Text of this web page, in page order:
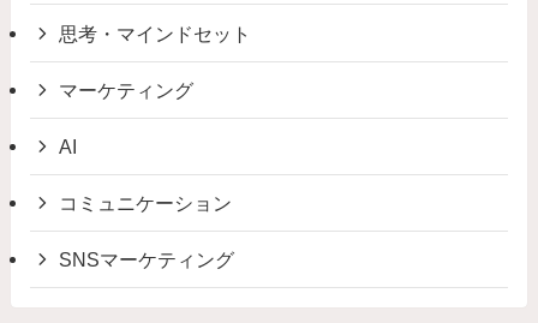
思考・マインドセット
マーケティング
AI
コミュニケーション
SNSマーケティング